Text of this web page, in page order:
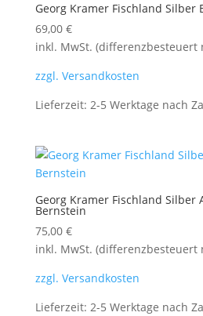
Georg Kramer Fischland Silber
69,00 €
inkl. MwSt. (differenzbesteuert
zzgl. Versandkosten
Lieferzeit: 2-5 Werktage nach
Georg Kramer Fischland Silber
Bernstein
75,00 €
inkl. MwSt. (differenzbesteuert
zzgl. Versandkosten
Lieferzeit: 2-5 Werktage nach